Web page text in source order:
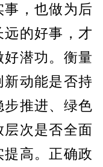
事，也做为后
远的好事，才
潜功。衡量
动能是否持
推进、绿色
次是否全面
高。正确政